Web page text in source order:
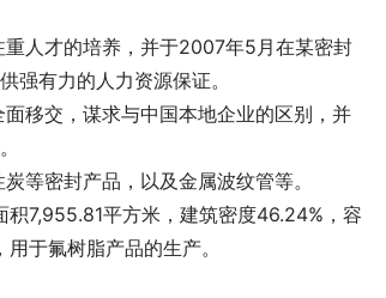
强有力的人力资源保证。
等密封产品，以及金属波纹管等。
于氟树脂产品的生产。